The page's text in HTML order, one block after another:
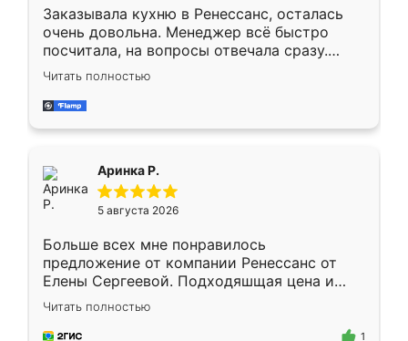
Заказывала кухню в Ренессанс, осталась
очень довольна. Менеджер всё быстро
посчитала, на вопросы отвечала сразу.
Замерщик приехал в субботу, подошёл к
делу со всей ответственностью. Собрали
за день, ребята работали аккуратно, даже
Читать полностью
Аринка Р.
5 августа 2026
Больше всех мне понравилось
предложение от компании Ренессанс от
Елены Сергеевой. Подходяшщая цена и
короткие сроки изготовления. Приехавший
для замера сотрудник Владислав
предложил по моему эскизу самый
Читать полностью
1